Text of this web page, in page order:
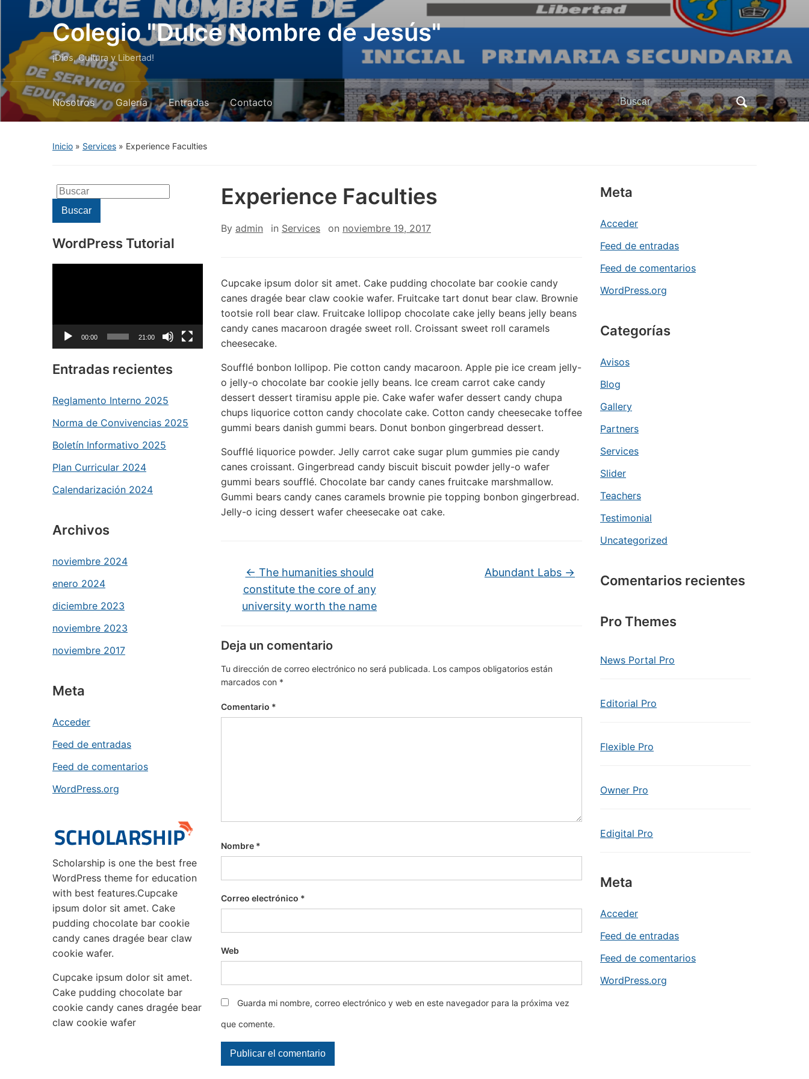
Colegio "Dulce Nombre de Jesús"
¡Dios, Cultura y Libertad!
Nosotros Galería Entradas Contacto Buscar:
Inicio » Services » Experience Faculties
Buscar:
Buscar
WordPress Tutorial
00:00 21:00
Entradas recientes
Reglamento Interno 2025
Norma de Convivencias 2025
Boletín Informativo 2025
Plan Curricular 2024
Calendarización 2024
Archivos
noviembre 2024
enero 2024
diciembre 2023
noviembre 2023
noviembre 2017
Meta
Acceder
Feed de entradas
Feed de comentarios
WordPress.org
Scholarship is one the best free
WordPress theme for education
with best features.Cupcake
ipsum dolor sit amet. Cake
pudding chocolate bar cookie
candy canes dragée bear claw
cookie wafer.
Cupcake ipsum dolor sit amet.
Cake pudding chocolate bar
cookie candy canes dragée bear
claw cookie wafer
Experience Faculties
By admin in Services on noviembre 19, 2017
Cupcake ipsum dolor sit amet. Cake pudding chocolate bar cookie candy
canes dragée bear claw cookie wafer. Fruitcake tart donut bear claw. Brownie
tootsie roll bear claw. Fruitcake lollipop chocolate cake jelly beans jelly beans
candy canes macaroon dragée sweet roll. Croissant sweet roll caramels
cheesecake.
Soufflé bonbon lollipop. Pie cotton candy macaroon. Apple pie ice cream jelly-
o jelly-o chocolate bar cookie jelly beans. Ice cream carrot cake candy
dessert dessert tiramisu apple pie. Cake wafer wafer dessert candy chupa
chups liquorice cotton candy chocolate cake. Cotton candy cheesecake toffee
gummi bears danish gummi bears. Donut bonbon gingerbread dessert.
Soufflé liquorice powder. Jelly carrot cake sugar plum gummies pie candy
canes croissant. Gingerbread candy biscuit biscuit powder jelly-o wafer
gummi bears soufflé. Chocolate bar candy canes fruitcake marshmallow.
Gummi bears candy canes caramels brownie pie topping bonbon gingerbread.
Jelly-o icing dessert wafer cheesecake oat cake.
← The humanities should
constitute the core of any
university worth the name
Abundant Labs →
Deja un comentario
Tu dirección de correo electrónico no será publicada. Los campos obligatorios están
marcados con *
Comentario *
Nombre *
Correo electrónico *
Web
Guarda mi nombre, correo electrónico y web en este navegador para la próxima vez
que comente.
Meta
Acceder
Feed de entradas
Feed de comentarios
WordPress.org
Categorías
Avisos
Blog
Gallery
Partners
Services
Slider
Teachers
Testimonial
Uncategorized
Comentarios recientes
Pro Themes
News Portal Pro
Editorial Pro
Flexible Pro
Owner Pro
Edigital Pro
Meta
Acceder
Feed de entradas
Feed de comentarios
WordPress.org